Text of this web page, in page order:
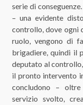
serie di
– una evidente
controllo, dove ogni
ruolo, vengono di
brigadiere, quindi il
deputato al
il pronto intervento
concludono –
servizio svolto,